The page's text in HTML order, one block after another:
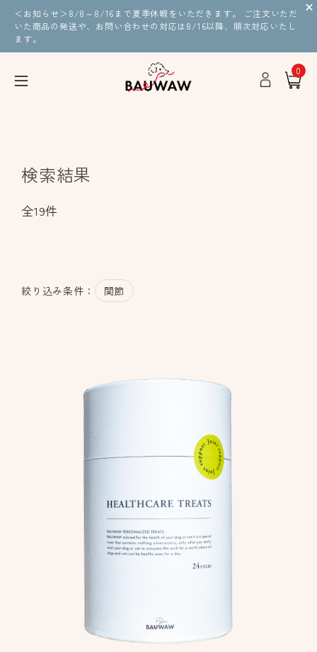
＜お知らせ＞8/8～8/16まで夏季休暇をいただきます。 ご注文いただ
いた商品の発送や、お問い合わせの対応は8/16以降、順次対応いたし
ます。
0
検索結果
全19件
絞り込み条件： 関節